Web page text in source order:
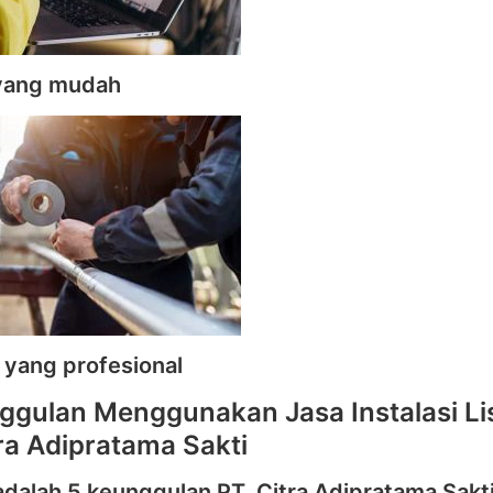
mudah
yang profesional
Menggunakan Jasa Instalasi
Adipratama Sakti